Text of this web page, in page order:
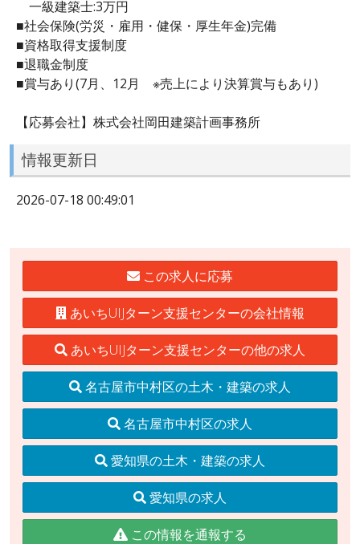
一級建築士:3万円
■社会保険(労災・雇用・健保・厚生年金)完備
■資格取得支援制度
■退職金制度
■賞与あり(7月、12月 ※売上により決算賞与もあり)
【応募会社】株式会社岡田建築計画事務所
情報更新日
2026-07-18 00:49:01
この求人に応募
あいちUIJターン支援センターの会社情報
あいちUIJターン支援センターの他の求人
名古屋市中村区の土木・建築の求人
名古屋市中村区の求人
愛知県の土木・建築の求人
愛知県の求人
この情報を通報する